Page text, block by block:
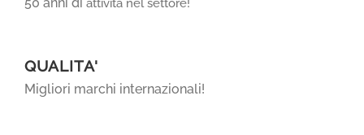
attività nel settore!
QUALITA'
Migliori marchi internazionali!